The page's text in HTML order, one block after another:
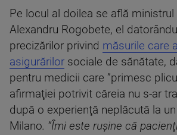
Pe locul al doilea se află ministrul
Alexandru Rogobete, el
precizărilor privind măsurile care
asigurărilor sociale de sănătate,
pentru medicii care ”primesc
afirmaţiei potrivit căreia nu s-ar
după o experienţă neplăcută la
Milano. ”Îmi este ruşine că